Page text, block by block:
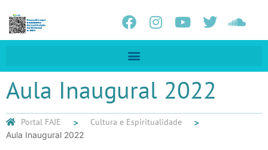
Aula Inaugural 2022
Portal FAJE Cultura e Espiritualidade
Aula Inaugural 2022